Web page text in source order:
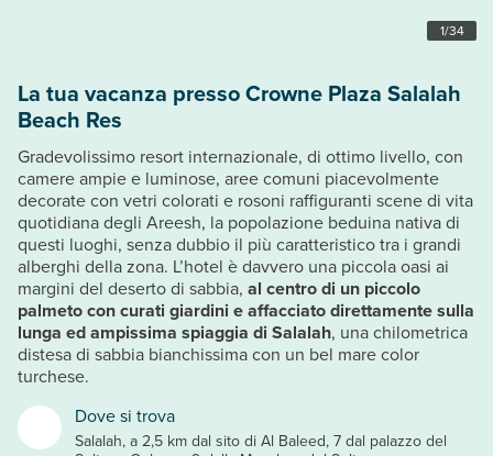
1/34
Dove si trova
Salalah, a 2,5 km dal sito di Al Baleed, 7 dal palazzo del
La tua vacanza presso Crowne Plaza Salalah
Beach Res
Gradevolissimo resort internazionale, di ottimo livello, con
camere ampie e luminose, aree comuni piacevolmente
decorate con vetri colorati e rosoni raffiguranti scene di vita
quotidiana degli Areesh, la popolazione beduina nativa di
questi luoghi, senza dubbio il più caratteristico tra i grandi
alberghi della zona. L’hotel è davvero una piccola oasi ai
margini del deserto di sabbia, al centro di un piccolo
palmeto con curati giardini e affacciato direttamente sulla
lunga ed ampissima spiaggia di Salalah, una chilometrica
distesa di sabbia bianchissima con un bel mare color
turchese.